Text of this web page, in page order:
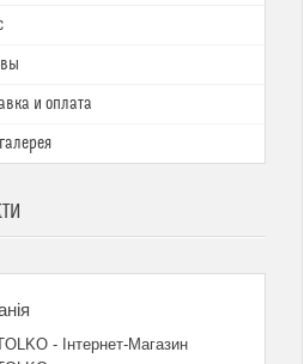
и оплата
- Інтернет-Магазин